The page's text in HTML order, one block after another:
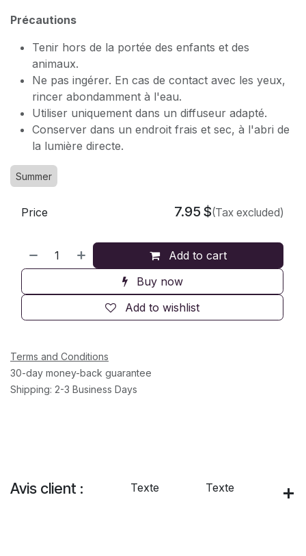
Précautions
Tenir hors de la portée des enfants et des
animaux.
Ne pas ingérer. En cas de contact avec les yeux,
rincer abondamment à l'eau.
Utiliser uniquement dans un diffuseur adapté.
Conserver dans un endroit frais et sec, à l'abri de
la lumière directe.
Summer
Add to cart
Buy now
Add to wishlist
Price 7.95 $(Tax excluded)
Terms and Conditions
30-day money-back guarantee
Shipping: 2-3 Business Days
Avis client : Texte Texte